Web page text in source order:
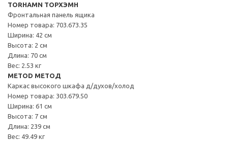
TORHAMN ТОРХЭМН
Фронтальная панель ящика
Номер товара: 703.673.35
Ширина: 42 см
Высота: 2 см
Длина: 70 см
Вес: 2.53 кг
METOD МЕТОД
Каркас высокого шкафа д/духов/холод
Номер товара: 303.679.50
Ширина: 61 см
Высота: 7 см
Длина: 239 см
Вес: 49.49 кг